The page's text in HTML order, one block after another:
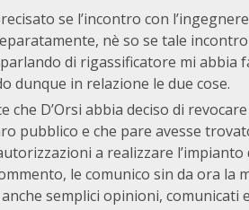
se l’incontro con
nè so se tale
di rigassificatore mi
dunque in relazione le due cose.
che D’Orsi abbia deciso di
pubblico e che pare avesse
a realizzare l’impianto
le comunico sin da ora la
semplici opinioni, comunicati